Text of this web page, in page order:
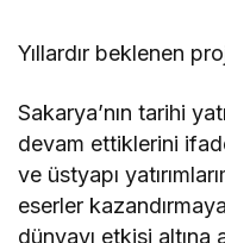
Yıllardır beklenen
Sakarya’nın tarihi
devam ettiklerini
ve üstyapı
eserler
dünyayı etkisi altına